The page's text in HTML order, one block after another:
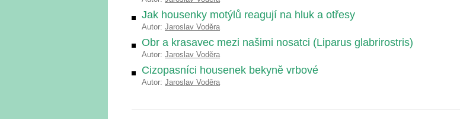
Jak housenky motýlů reagují na hluk a otřesy
Autor: Jaroslav Voděra
Obr a krasavec mezi našimi nosatci (Liparus glabrirostris)
Autor: Jaroslav Voděra
Cizopasníci housenek bekyně vrbové
Autor: Jaroslav Voděra